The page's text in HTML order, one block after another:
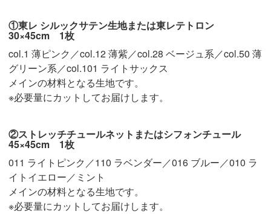
①東レ シルックサテン生地または東レテトロン
30×45cm 1枚
col.1 薄ピンク／col.12 薄紫／col.28 ベージュ系／col.50 薄
グリーン系／col.101 ライトサックス
メインの材料となる生地です。
※必要量にカットしてお届けします。
②ストレッチチュールネットまたはシフォンチュール
45×45cm 1枚
011 ライトピンク／110 ラベンダー／016 ブルー／010 ラ
イトイエロー／ミント
メインの材料となる生地です。
※必要量にカットしてお届けします。